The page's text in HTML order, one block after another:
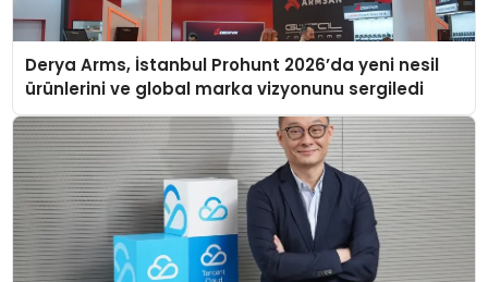
Derya Arms, İstanbul Prohunt 2026’da yeni nesil
ürünlerini ve global marka vizyonunu sergiledi